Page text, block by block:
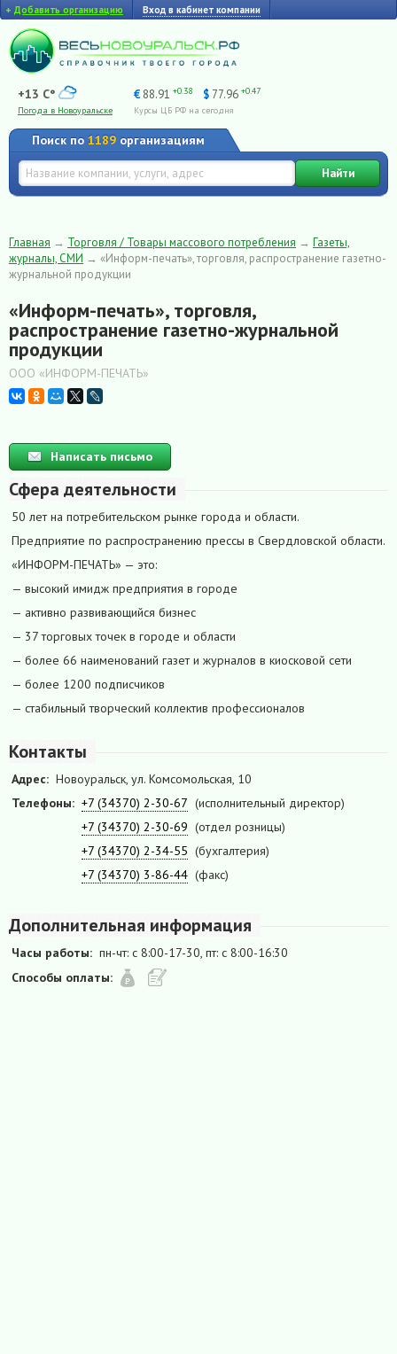
+ Добавить организацию Вход в кабинет компании
+13 C°
Погода в Новоуральске
€ 88.91 +0.38 $ 77.96 +0.47
Курсы ЦБ РФ на сегодня
Поиск по 1189 организациям
Найти
Главная → Торговля / Товары массового потребления → Газеты,
журналы, СМИ → «Информ-печать», торговля, распространение газетно-
журнальной продукции
«Информ-печать», торговля,
распространение газетно-журнальной
продукции
ООО «ИНФОРМ-ПЕЧАТЬ»
Написать письмо
Сфера деятельности
50 лет на потребительском рынке города и области.
Предприятие по распространению прессы в Свердловской области.
«ИНФОРМ-ПЕЧАТЬ» — это:
— высокий имидж предприятия в городе
— активно развивающийся бизнес
— 37 торговых точек в городе и области
— более 66 наименований газет и журналов в киосковой сети
— более 1200 подписчиков
— стабильный творческий коллектив профессионалов
Контакты
Адрес: Новоуральск, ул. Комсомольская, 10
Телефоны: +7 (34370) 2-30-67 (исполнительный директор)
+7 (34370) 2-30-69 (отдел розницы)
+7 (34370) 2-34-55 (бухгалтерия)
+7 (34370) 3-86-44 (факс)
Дополнительная информация
Часы работы: пн-чт: с 8:00-17-30, пт: с 8:00-16:30
Способы оплаты: